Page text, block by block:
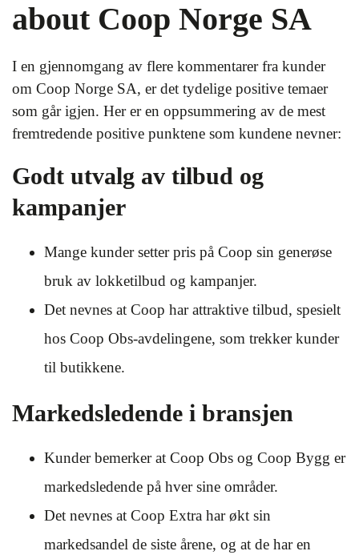
about Coop Norge SA
I en gjennomgang av flere kommentarer fra kunder
om Coop Norge SA, er det tydelige positive temaer
som går igjen. Her er en oppsummering av de mest
fremtredende positive punktene som kundene nevner:
Godt utvalg av tilbud og
kampanjer
Mange kunder setter pris på Coop sin generøse
bruk av lokketilbud og kampanjer.
Det nevnes at Coop har attraktive tilbud, spesielt
hos Coop Obs-avdelingene, som trekker kunder
til butikkene.
Markedsledende i bransjen
Kunder bemerker at Coop Obs og Coop Bygg er
markedsledende på hver sine områder.
Det nevnes at Coop Extra har økt sin
markedsandel de siste årene, og at de har en